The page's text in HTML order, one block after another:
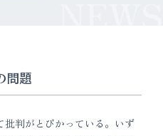
問題
判がとびかっている。いず